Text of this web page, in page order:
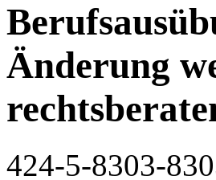
Änderung
424-5-8303-